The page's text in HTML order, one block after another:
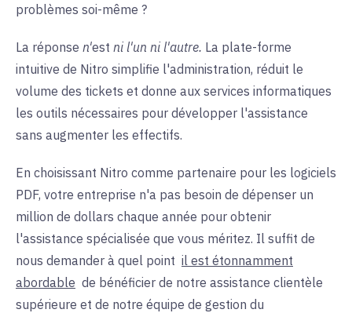
problèmes soi-même ?
La réponse n'est ni l'un ni l'autre. La plate-forme
intuitive de Nitro simplifie l'administration, réduit le
volume des tickets et donne aux services informatiques
les outils nécessaires pour développer l'assistance
sans augmenter les effectifs.
En choisissant Nitro comme partenaire pour les logiciels
PDF, votre entreprise n'a pas besoin de dépenser un
million de dollars chaque année pour obtenir
l'assistance spécialisée que vous méritez. Il suffit de
nous demander à quel point il est étonnamment
abordable de bénéficier de notre assistance clientèle
supérieure et de notre équipe de gestion du